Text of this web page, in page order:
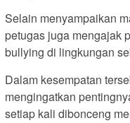
Selain menyampaikan
petugas juga mengajak
bullying di lingkungan
Dalam kesempatan
mengingatkan
setiap kali dibonceng